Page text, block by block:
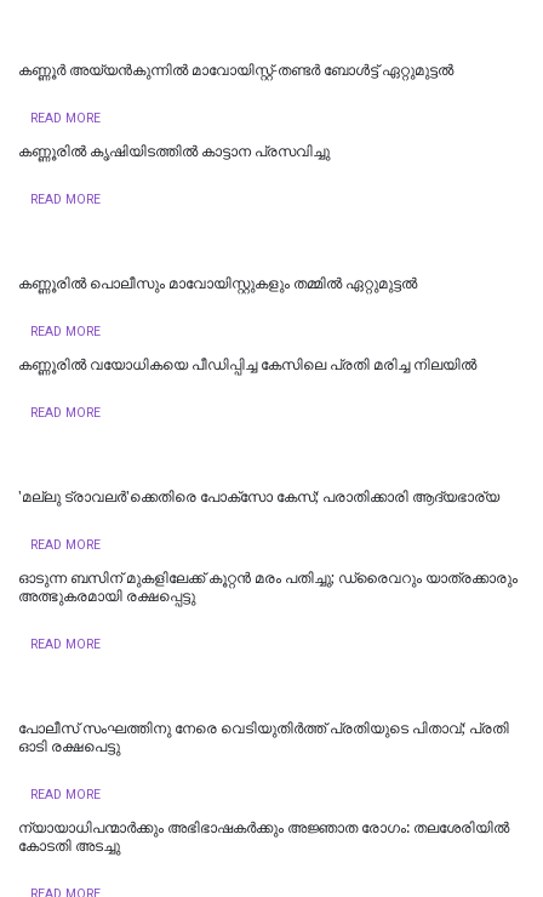
കണ്ണൂർ അയ്യൻകുന്നിൽ മാവോയിസ്റ്റ്-തണ്ടർ ബോൾട്ട് ഏറ്റുമുട്ടൽ
READ MORE
കണ്ണൂരില്‍ കൃഷിയിടത്തിൽ കാട്ടാന പ്രസവിച്ചു
READ MORE
കണ്ണൂരിൽ പൊലീസും മാവോയിസ്റ്റുകളും തമ്മിൽ ഏറ്റുമുട്ടൽ
READ MORE
കണ്ണൂരിൽ വയോധികയെ പീഡിപ്പിച്ച കേസിലെ പ്രതി മരിച്ച നിലയിൽ
READ MORE
'മല്ലു ട്രാവലർ'ക്കെതിരെ പോക്‌സോ കേസ്; പരാതിക്കാരി ആദ്യഭാര്യ
READ MORE
ഓടുന്ന ബസിന് മുകളിലേക്ക് കൂറ്റന്‍ മരം പതിച്ചു; ഡ്രൈവറും യാത്രക്കാരും
അത്ഭുകരമായി രക്ഷപ്പെട്ടു
READ MORE
പോലീസ് സംഘത്തിനു നേരെ വെടിയുതിര്‍ത്ത് പ്രതിയുടെ പിതാവ്; പ്രതി
ഓടി രക്ഷപെട്ടു
READ MORE
ന്യായാധിപന്മാർക്കും അഭിഭാഷകർക്കും അജ്ഞാത രോഗം: തലശേരിയിൽ
കോടതി അടച്ചു
READ MORE